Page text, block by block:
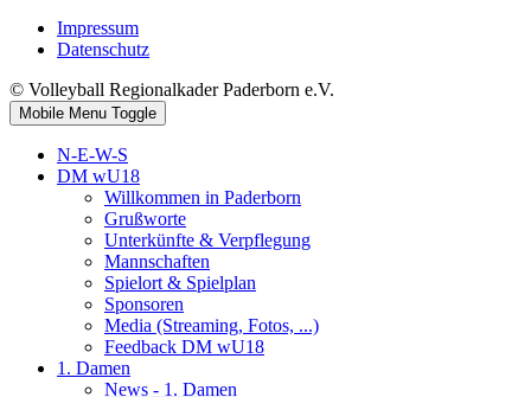
Impressum
Datenschutz
© Volleyball Regionalkader Paderborn e.V.
Mobile Menu Toggle
N-E-W-S
DM wU18
Willkommen in Paderborn
Grußworte
Unterkünfte & Verpflegung
Mannschaften
Spielort & Spielplan
Sponsoren
Media (Streaming, Fotos, ...)
Feedback DM wU18
1. Damen
News - 1. Damen